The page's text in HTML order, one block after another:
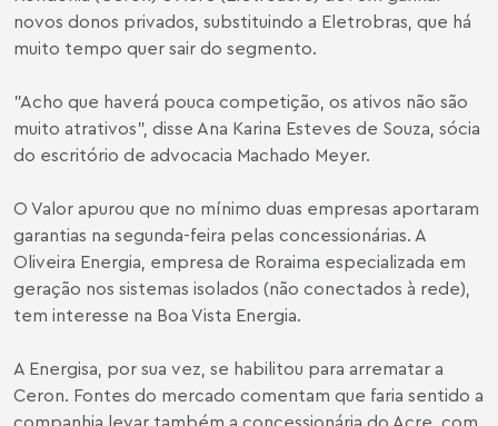
novos donos privados, substituindo a Eletrobras, que há
muito tempo quer sair do segmento.
"Acho que haverá pouca competição, os ativos não são
muito atrativos", disse Ana Karina Esteves de Souza, sócia
do escritório de advocacia Machado Meyer.
O Valor apurou que no mínimo duas empresas aportaram
garantias na segunda-feira pelas concessionárias. A
Oliveira Energia, empresa de Roraima especializada em
geração nos sistemas isolados (não conectados à rede),
tem interesse na Boa Vista Energia.
A Energisa, por sua vez, se habilitou para arrematar a
Ceron. Fontes do mercado comentam que faria sentido a
companhia levar também a concessionária do Acre, com